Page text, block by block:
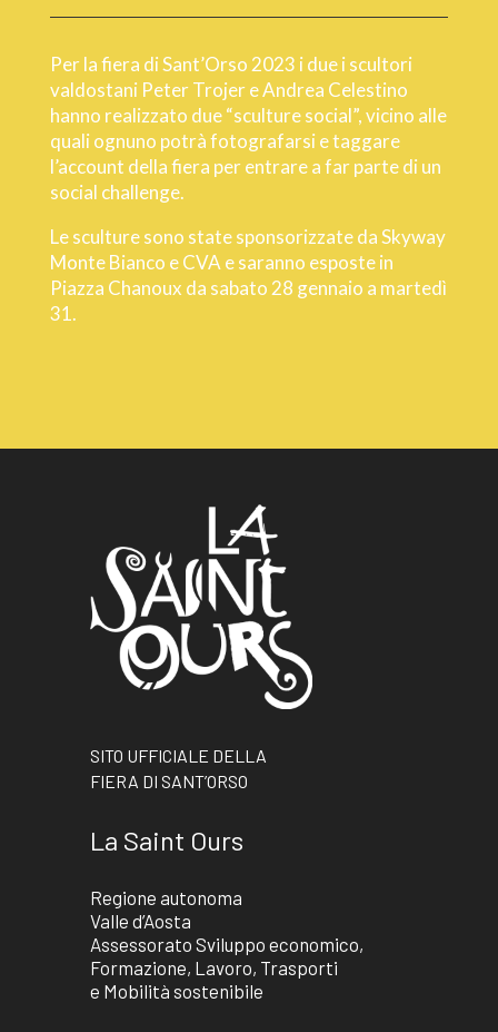
Per la fiera di Sant’Orso 2023 i due i scultori
valdostani Peter Trojer e Andrea Celestino
hanno realizzato due “sculture social”, vicino alle
quali ognuno potrà fotografarsi e taggare
l’account della fiera per entrare a far parte di un
social challenge.
Le sculture sono state sponsorizzate da Skyway
Monte Bianco e CVA e saranno esposte in
Piazza Chanoux da sabato 28 gennaio a martedì
31.
SITO UFFICIALE DELLA
FIERA DI SANT’ORSO
La Saint Ours
Regione autonoma
Valle d’Aosta
Assessorato Sviluppo economico,
Formazione, Lavoro, Trasporti
e Mobilità sostenibile